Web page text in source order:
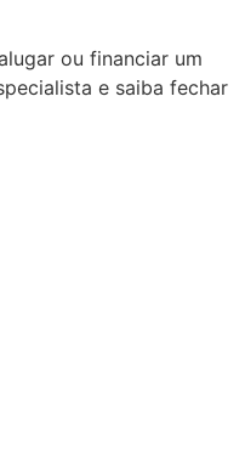
ou financiar um
e saiba fechar